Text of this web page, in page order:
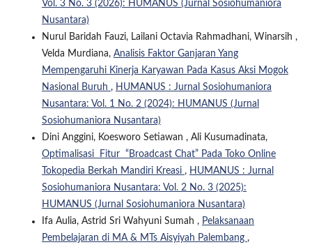
Vol. 3 No. 3 (2026): HUMANUS (Jurnal Sosiohumaniora
Nusantara)
Nurul Baridah Fauzi, Lailani Octavia Rahmadhani, Winarsih ,
Velda Murdiana, Analisis Faktor Ganjaran Yang
Mempengaruhi Kinerja Karyawan Pada Kasus Aksi Mogok
Nasional Buruh , HUMANUS : Jurnal Sosiohumaniora
Nusantara: Vol. 1 No. 2 (2024): HUMANUS (Jurnal
Sosiohumaniora Nusantara)
Dini Anggini, Koesworo Setiawan , Ali Kusumadinata,
Optimalisasi Fitur “Broadcast Chat” Pada Toko Online
Tokopedia Berkah Mandiri Kreasi , HUMANUS : Jurnal
Sosiohumaniora Nusantara: Vol. 2 No. 3 (2025):
HUMANUS (Jurnal Sosiohumaniora Nusantara)
Ifa Aulia, Astrid Sri Wahyuni Sumah , Pelaksanaan
Pembelajaran di MA & MTs Aisyiyah Palembang ,